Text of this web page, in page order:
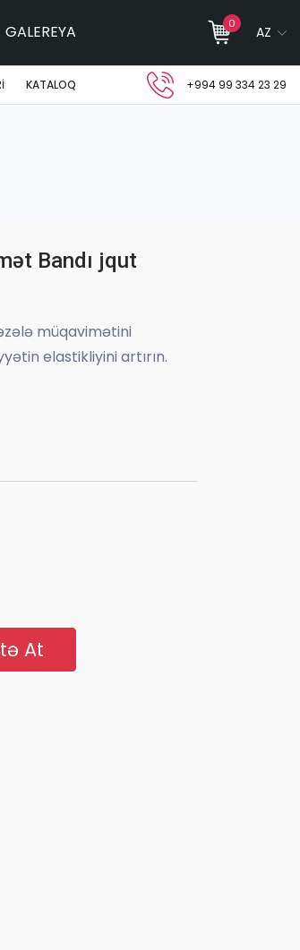
GALEREYA 0
AZ
KATALOQ +994 99 334 23 29
Bandı jqut
müqavimətini
elastikliyini artırın.
At